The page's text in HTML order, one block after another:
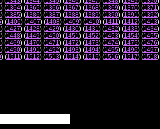
) (1364) (1365) (1366) (1367) (1368) (1369) (1370) (1371)
) (1385) (1386) (1387) (1388) (1389) (1390) (1391) (1392)
) (1406) (1407) (1408) (1409) (1410) (1411) (1412) (1413)
) (1427) (1428) (1429) (1430) (1431) (1432) (1433) (1434)
) (1448) (1449) (1450) (1451) (1452) (1453) (1454) (1455)
) (1469) (1470) (1471) (1472) (1473) (1474) (1475) (1476)
) (1490) (1491) (1492) (1493) (1494) (1495) (1496) (1497)
) (1511) (1512) (1513) (1514) (1515) (1516) (1517) (1518)